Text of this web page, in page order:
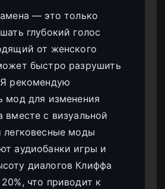
— это только
глубокий голос
от женского
быстро разрушить
рекомендую
мод для изменения
вместе с визуальной
легковесные моды
аудиобанки игры и
диалогов Клиффа
что приводит к